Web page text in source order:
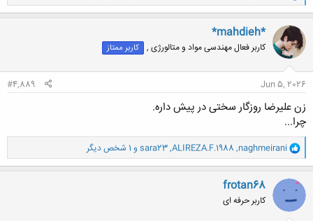
ا
ک
ن
ش
ه
ا
*mahdieh*
کاربر فعال مهندسی مواد و متالورژی , کاربر ممتاز
Jun 5, 2026
#4,889
زن علیرضا روزگار سختی در پیش داره.
چرا...
و
ا
ک
ن
ش
ه
ا
naghmeirani
,
ALIREZA.F.1988
,
sara23 و 1 شخص دیگر
frotan68
کاربر حرفه ای